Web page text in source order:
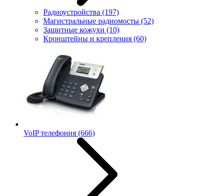
Радиоустройства (197)
Магистральные радиомосты (52)
Защитные кожухи (10)
Кронштейны и крепления (60)
VoIP телефония (666)